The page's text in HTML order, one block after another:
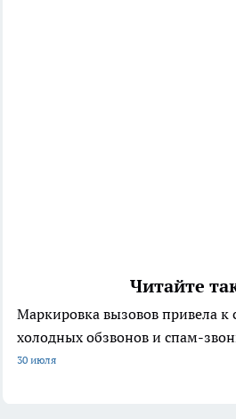
Читайте
Маркировка вызовов привела
холодных обзвонов и спам-
30 июля